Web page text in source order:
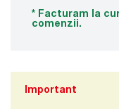
* Facturam la
comenzii.
Important